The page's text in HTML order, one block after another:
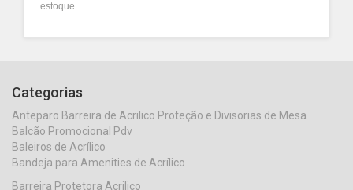
estoque
Categorias
Anteparo Barreira de Acrilico Proteção e Divisorias de Mesa
Balcão Promocional Pdv
Baleiros de Acrílico
Bandeja para Amenities de Acrílico
Barreira Protetora Acrilico